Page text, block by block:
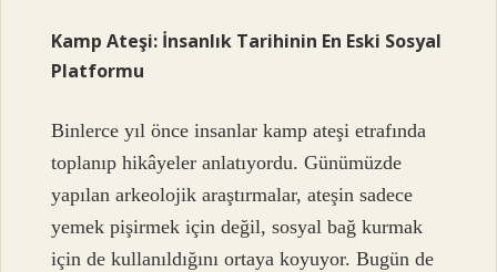
Kamp Ateşi: İnsanlık Tarihinin En Eski Sosyal
Platformu
Binlerce yıl önce insanlar kamp ateşi etrafında
toplanıp hikâyeler anlatıyordu. Günümüzde
yapılan arkeolojik araştırmalar, ateşin sadece
yemek pişirmek için değil, sosyal bağ kurmak
için de kullanıldığını ortaya koyuyor. Bugün de